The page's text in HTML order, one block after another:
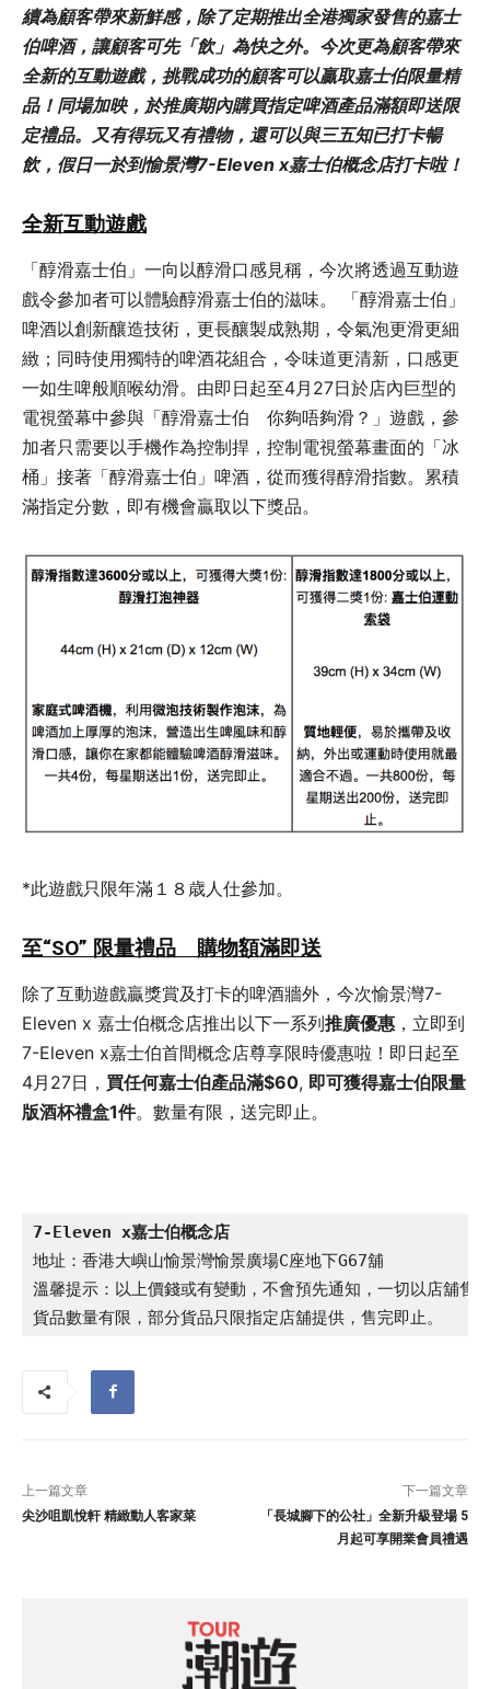
續為顧客帶來新鮮感，除了定期推出全港獨家發售的嘉士
伯啤酒，讓顧客可先「飲」為快之外。今次更為顧客帶來
全新的互動遊戲，挑戰成功的顧客可以贏取嘉士伯限量精
品！同場加映，於推廣期內購買指定啤酒產品滿額即送限
定禮品。又有得玩又有禮物，還可以與三五知已打卡暢
飲，假日一於到愉景灣7-Eleven x嘉士伯概念店打卡啦！
全新互動遊戲
「醇滑嘉士伯」一向以醇滑口感見稱，今次將透過互動遊
戲令參加者可以體驗醇滑嘉士伯的滋味。 「醇滑嘉士伯」
啤酒以創新釀造技術，更長釀製成熟期，令氣泡更滑更細
緻；同時使用獨特的啤酒花組合，令味道更清新，口感更
一如生啤般順喉幼滑。由即日起至4月27日於店內巨型的
電視螢幕中參與「醇滑嘉士伯 你夠唔夠滑？」遊戲，參
加者只需要以手機作為控制捍，控制電視螢幕畫面的「冰
桶」接著「醇滑嘉士伯」啤酒，從而獲得醇滑指數。累積
滿指定分數，即有機會贏取以下獎品。
*此遊戲只限年滿１８歳人仕參加。
至“SO” 限量禮品 購物額滿即送
除了互動遊戲贏獎賞及打卡的啤酒牆外，今次愉景灣7-
Eleven x 嘉士伯概念店推出以下一系列推廣優惠 ，立即到
7-Eleven x嘉士伯首間概念店尊享限時優惠啦！即日起至
4月27日， 買任何嘉士伯產品滿$60, 即可獲得嘉士伯限量
版酒杯禮盒1件。數量有限，送完即止。
7-Eleven x嘉士伯概念店
地址：香港大嶼山愉景灣愉景廣場C座地下G67舖
溫馨提示：以上價錢或有變動，不會預先通知，一切以店舖售
貨品數量有限，部分貨品只限指定店舖提供，售完即止。
上一篇文章
尖沙咀凱悅軒 精緻動人客家菜
下一篇文章
「長城腳下的公社」全新升級登場 5
月起可享開業會員禮遇